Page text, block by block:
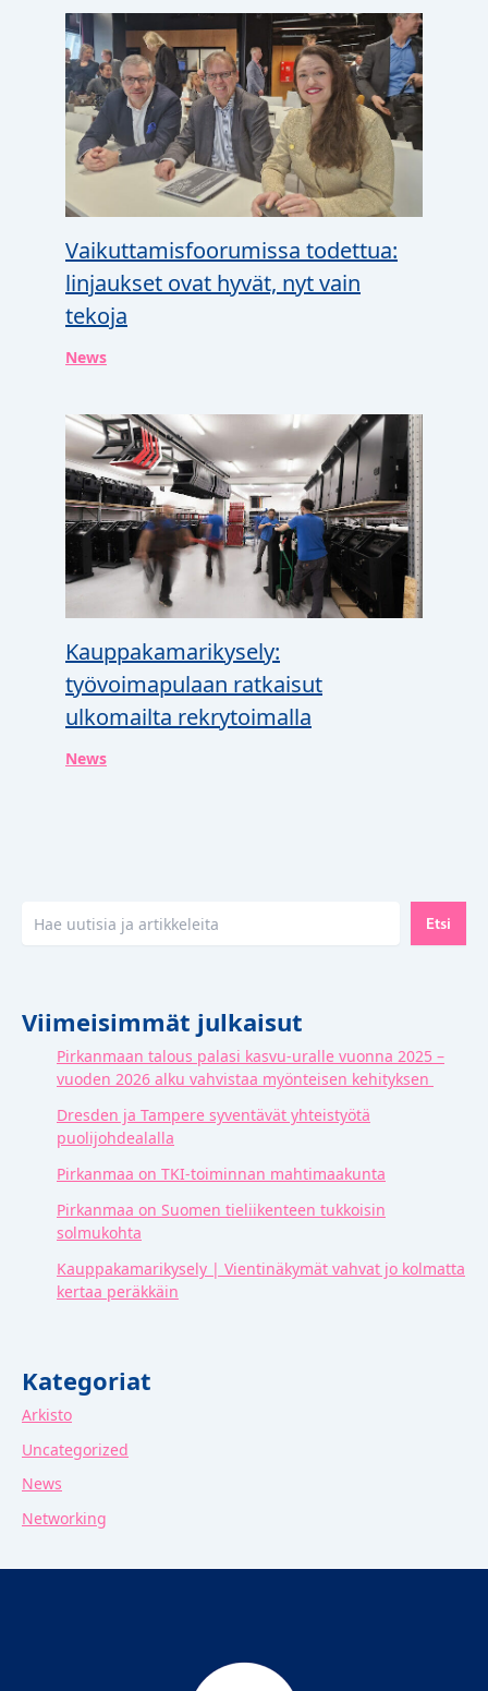
Vaikuttamisfoorumissa todettua:
linjaukset ovat hyvät, nyt vain
tekoja
News
Kauppakamarikysely:
työvoimapulaan ratkaisut
ulkomailta rekrytoimalla
News
Etsi
Viimeisimmät julkaisut
Pirkanmaan talous palasi kasvu-uralle vuonna 2025 –
vuoden 2026 alku vahvistaa myönteisen kehityksen
Dresden ja Tampere syventävät yhteistyötä
puolijohdealalla
Pirkanmaa on TKI-toiminnan mahtimaakunta
Pirkanmaa on Suomen tieliikenteen tukkoisin
solmukohta
Kauppakamarikysely | Vientinäkymät vahvat jo kolmatta
kertaa peräkkäin
Kategoriat
Arkisto
Uncategorized
News
Networking